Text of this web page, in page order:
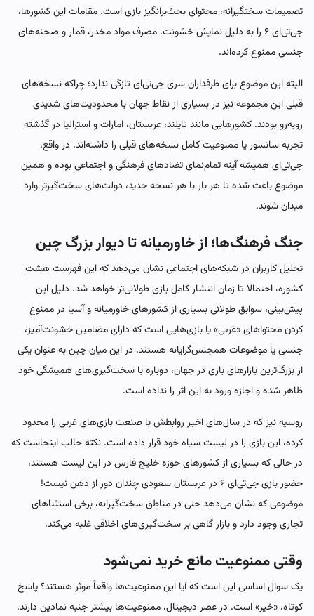
تصمیمات سختگیرانه، محتوای بحث‌برانگیز بازی است. مقامات این کشورها،
جی‌تی‌ای ۶ را به دلیل نمایش خشونت، مصرف مواد مخدر، قمار و صحنه‌های
جنسی ممنوع کرده‌اند.
البته این موضوع برای طرفداران سری جی‌تی‌ای تازگی ندارد؛ چراکه نسخه‌های
قبلی این مجموعه نیز در بسیاری از نقاط جهان با محدودیت‌های شدیدی
روبه‌رو بودند. کشورهایی مانند تایلند، عربستان، امارات و استرالیا در گذشته
تجربه‌ سانسور یا ممنوعیت کامل نسخه‌های قبلی را داشته‌اند. در واقع،
جی‌تی‌ای همیشه آینه تمام‌نمای تضادهای فرهنگی و اجتماعی بوده و همین
موضوع باعث شده تا هر بار با هر نسخه جدید، دولت‌های سخت‌گیرتر وارد
میدان شوند.
جنگ فرهنگ‌ها؛ از خاورمیانه تا دیوار بزرگ چین
تحلیل کاربران در شبکه‌های اجتماعی نشان می‌دهد که این فهرست هشت
کشوره، احتمالا تا زمان انتشار کامل بازی طولانی‌تر خواهد شد. دلیل این
پیش‌بینی، سوابق طولانی بسیاری از کشورهای خاورمیانه و آسیا در ممنوع
کردن محتواهای «غربی» یا بازی‌هایی است که دارای مضامین خشونت‌آمیز،
جنسی یا موضوعات همجنس‌گرایانه هستند. در این میان چین به عنوان یکی
از بزرگ‌ترین بازارهای بازی در جهان، دوباره با سخت‌گیری‌های همیشگی خود
ظاهر شده و اجازه ورود به این اثر را نداده است.
روسیه نیز که در سال‌های اخیر روابطش با صنعت بازی‌های غربی را محدود
کرده، این بازی را در لیست سیاه خود قرار داده است. نکته جالب اینجاست که
در حالی که بسیاری از کشورهای حوزه خلیج فارس در این لیست هستند،
حضور بازی جی‌تی‌ای ۶ در عربستان سعودی چندان دور از ذهن نیست!
موضوعی که نشان می‌دهد حتی در مناطق سخت‌گیرانه، برخی استثناهای
تجاری وجود دارد و بازار گاهی بر سخت‌گیری‌های اخلاقی غلبه می‌کند.
وقتی ممنوعیت مانع خرید نمی‌شود
یک سوال اساسی این است که آیا این ممنوعیت‌ها واقعاً موثر هستند؟ پاسخ
کوتاه، «خیر» است. در عصر دیجیتال، ممنوعیت‌ها بیشتر جنبه نمادین دارند.